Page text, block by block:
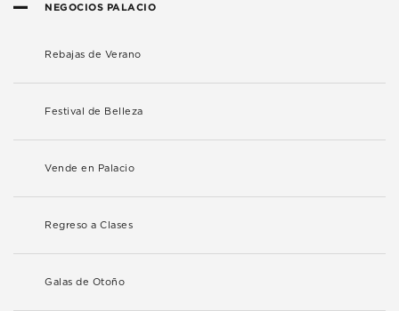
NEGOCIOS PALACIO
Rebajas de Verano
Festival de Belleza
Vende en Palacio
Regreso a Clases
Galas de Otoño